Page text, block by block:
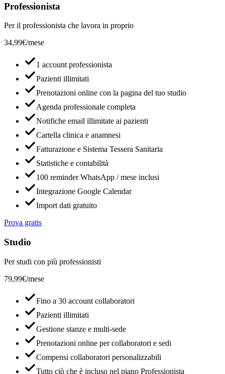
Professionista
Per il professionista che lavora in proprio
34,99€/mese
1 account professionista
Pazienti illimitati
Prenotazioni online con la pagina del tuo studio
Agenda professionale completa
Notifiche email illimitate ai pazienti
Cartella clinica e anamnesi
Fatturazione e Sistema Tessera Sanitaria
Statistiche e contabilità
100 reminder WhatsApp / mese inclusi
Integrazione Google Calendar
Import dati gratuito
Prova gratis
Studio
Per studi con più professionisti
79,99€/mese
Fino a 30 account collaboratori
Pazienti illimitati
Gestione stanze e multi-sede
Prenotazioni online per collaboratori e sedi
Compensi collaboratori personalizzabili
Tutto ciò che è incluso nel piano Professionista